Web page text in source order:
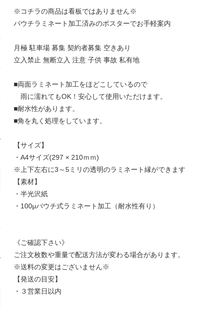
※コチラの商品は看板ではありません※
パウチラミネート加工済みのポスターでお手軽案内
月極 駐車場 募集 契約者募集 空きあり
立入禁止 無断立入 注意 子供 事故 私有地
■両面ラミネート加工をほどこしているので
雨に濡れてもOK！安心して使用いただけます。
■耐水性があります。
■角を丸く処理をしています。
【サイズ】
・A4サイズ(297 × 210ｍｍ)
※上下左右に3～5ミリの透明のラミネート縁ができます
【素材】
・半光沢紙
・100μパウチ式ラミネート加工（耐水性有り）
《ご確認下さい》
ご注文枚数や重量で配送方法が変わる場合があります。
※送料の変更はございません※
【発送の目安】
・３営業日以内